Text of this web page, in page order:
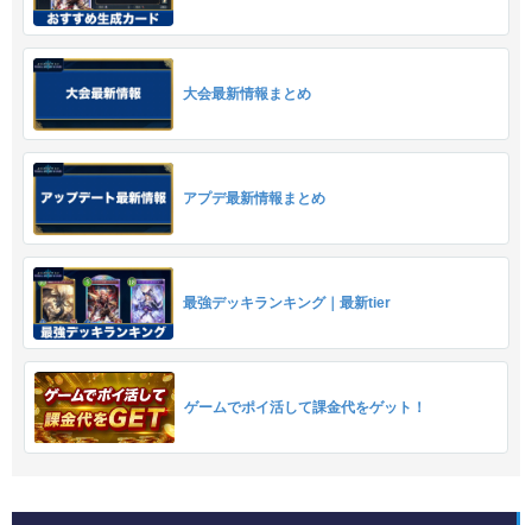
大会最新情報まとめ
アプデ最新情報まとめ
最強デッキランキング｜最新tier
ゲームでポイ活して課金代をゲット！